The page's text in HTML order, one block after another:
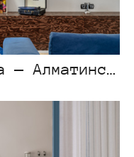
Зарина Низамудинова — Алматинская сталинка